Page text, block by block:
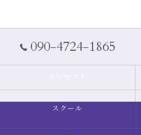
090-4724-1865
スクール